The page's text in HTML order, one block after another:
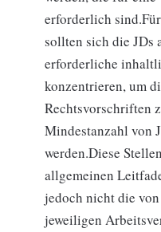
erforderlich
sollten sich die JDs
erforderliche
konzentrieren, um
Rechtsvorschriften
Mindestanzahl von
werden.Diese
allgemeinen
jedoch nicht die
jeweiligen